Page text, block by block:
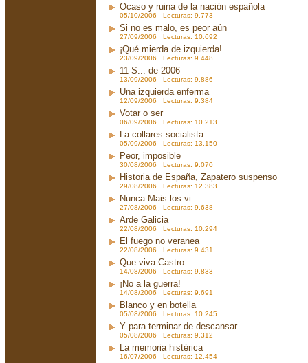
Ocaso y ruina de la nación española
05/10/2006 Lecturas: 9.773
Si no es malo, es peor aún
27/09/2006 Lecturas: 10.692
¡Qué mierda de izquierda!
23/09/2006 Lecturas: 9.448
11-S... de 2006
13/09/2006 Lecturas: 9.886
Una izquierda enferma
12/09/2006 Lecturas: 9.384
Votar o ser
06/09/2006 Lecturas: 10.213
La collares socialista
05/09/2006 Lecturas: 13.150
Peor, imposible
30/08/2006 Lecturas: 9.070
Historia de España, Zapatero suspenso
29/08/2006 Lecturas: 12.383
Nunca Mais los vi
27/08/2006 Lecturas: 9.638
Arde Galicia
22/08/2006 Lecturas: 10.294
El fuego no veranea
22/08/2006 Lecturas: 9.431
Que viva Castro
14/08/2006 Lecturas: 9.833
¡No a la guerra!
14/08/2006 Lecturas: 9.691
Blanco y en botella
05/08/2006 Lecturas: 10.245
Y para terminar de descansar...
05/08/2006 Lecturas: 9.312
La memoria histérica
16/07/2006 Lecturas: 12.454